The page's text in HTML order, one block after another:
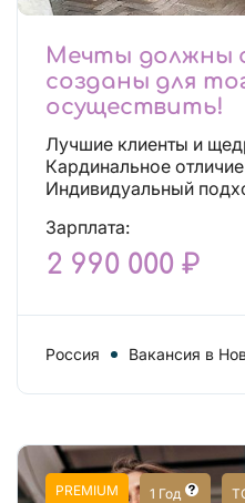
Мечты должны
созданы для
осуществить!
Лучшие клиенты и
Кардинальное
Индивидуальный
Зарплата:
2 990 000 ₽
Россия Вакансия в
PREMIUM 1 Год